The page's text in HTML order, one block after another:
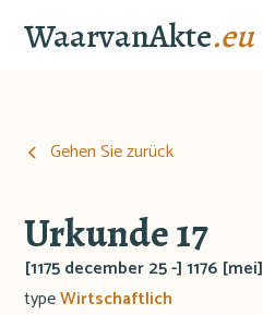
WaarvanAkte.eu
Gehen Sie zurück
Urkunde 17
[1175 december 25 -] 1176 [mei]
typeWirtschaftlich